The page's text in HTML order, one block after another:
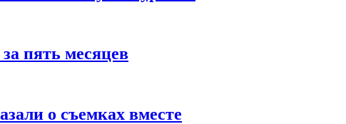
пять месяцев
о съемках вместе